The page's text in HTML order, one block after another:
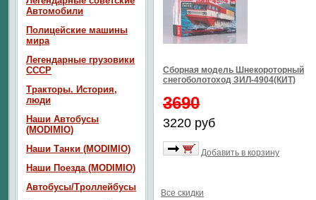
Сборная модель Шнекороторный
снегоболотоход ЗИЛ-4904(КИТ)
3690
3220 руб
Добавить в корзину
Все скидки
Автомобили
Полицейские машины
мира
Легендарные грузовики
СССР
Тракторы. История,
люди
Наши Автобусы
(MODIMIO)
Наши Танки (MODIMIO)
Наши Поезда (MODIMIO)
Автобусы/Троллейбусы